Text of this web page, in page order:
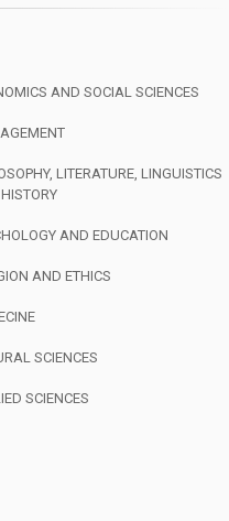
AND SOCIAL SCIENCES
LITERATURE, LINGUISTICS
AND EDUCATION
AND ETHICS
SCIENCES
SCIENCES